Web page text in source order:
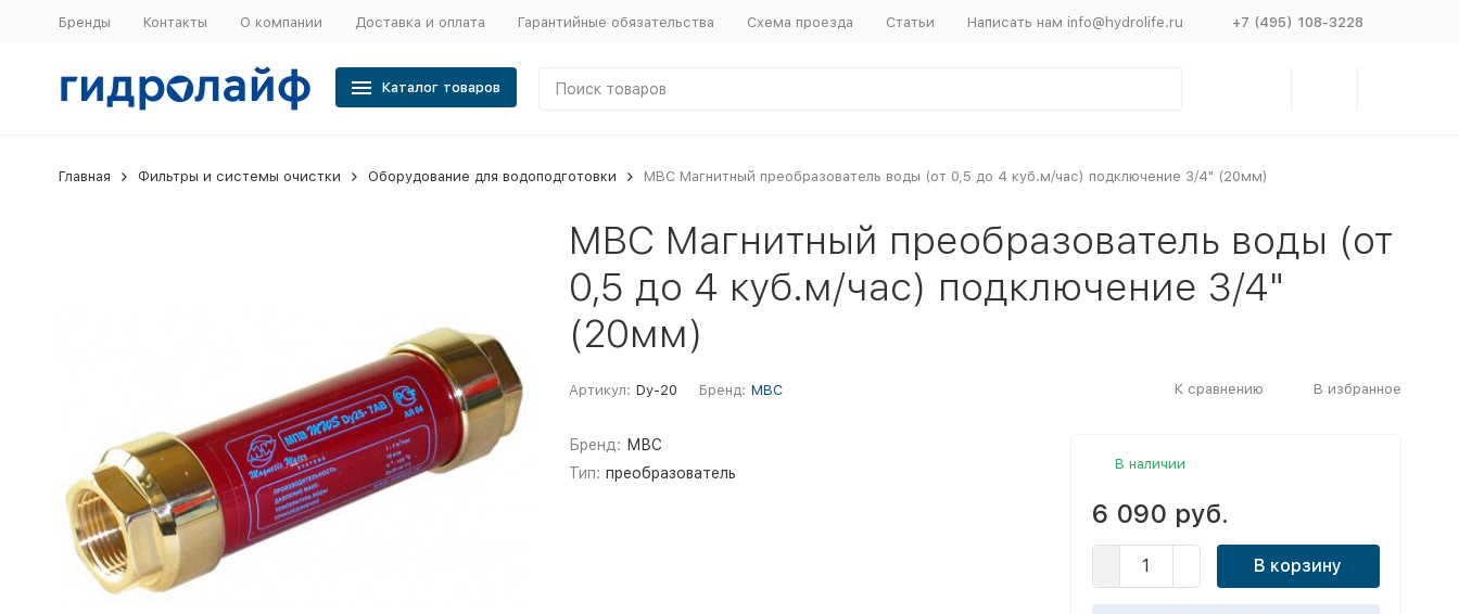
Бренды Контакты О компании Доставка и оплата Гарантийные обязательства Схема проезда Статьи Написать нам info@hydrolife.ru +7 (495) 108-3228
Каталог товаров
Главная Фильтры и системы очистки Оборудование для водоподготовки МВС Магнитный преобразователь воды (от 0,5 до 4 куб.м/час) подключение 3/4" (20мм)
МВС Магнитный преобразователь воды (от
0,5 до 4 куб.м/час) подключение 3/4"
(20мм)
Артикул: Dy-20 Бренд: МВС К сравнению В избранное
Бренд: МВС
Тип: преобразователь
В наличии
6 090 руб.
В корзину